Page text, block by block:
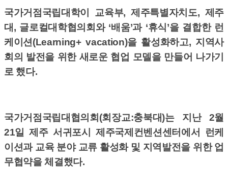
국가거점국립대학이 교육부, 제주특별자치도, 제주
대, 글로컬대학협의회와 ‘배움’과 ‘휴식’을 결합한 런
케이션(Learning+ vacation)을 활성화하고, 지역사
회의 발전을 위한 새로운 협업 모델을 만들어 나가기
로 했다.
국가거점국립대협의회(회장교:충북대)는 지난 2월
21일 제주 서귀포시 제주국제컨벤션센터에서 런케
이션과 교육 분야 교류 활성화 및 지역발전을 위한 업
무협약을 체결했다.